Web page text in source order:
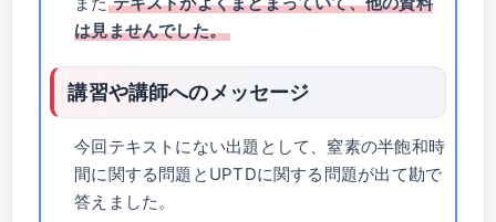
は見ませんでした。
講習や講師へのメッセージ
今回テキストにない出題として、窒素の半飽和時
間に関する問題とUPTDに関する問題が出て勘で
答えました。